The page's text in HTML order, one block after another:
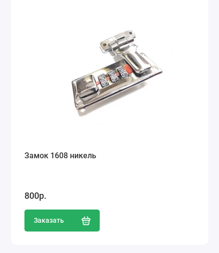
Замок 1608 никель
800р.
Заказать